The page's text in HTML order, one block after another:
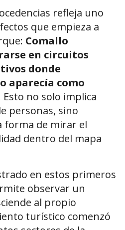
refleja uno
que empieza a
Comallo
en circuitos
donde
aparecía como
Esto no solo implica
personas, sino
forma de mirar el
dentro del mapa
en estos primeros
observar un
al propio
turístico comenzó